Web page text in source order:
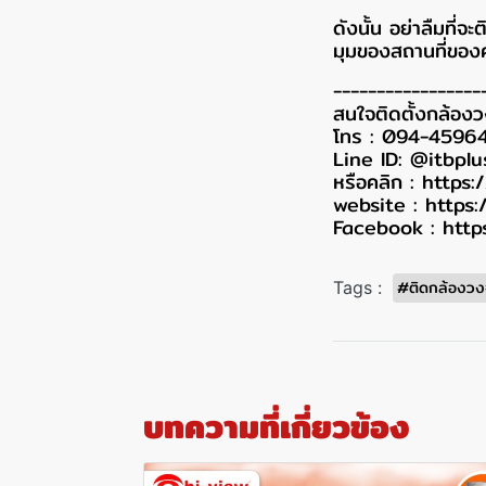
ดังนั้น อย่าลืมที่จะ
มุมของสถานที่ขอ
สนใจติดตั้งกล้อง
โทร : 094-
Line ID:
หรือคลิก :
website :
Facebook :
Tags : #ติดกล้องว
บทความที่เกี่ยวข้อง